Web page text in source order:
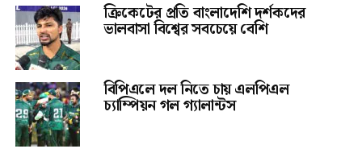
ক্রিকেটের প্রতি বাংলাদেশি দর্শকদের
ভালবাসা বিশ্বের সবচেয়ে বেশি
বিপিএলে দল নিতে চায় এলপিএল
চ্যাম্পিয়ন গল গ্যালান্টস